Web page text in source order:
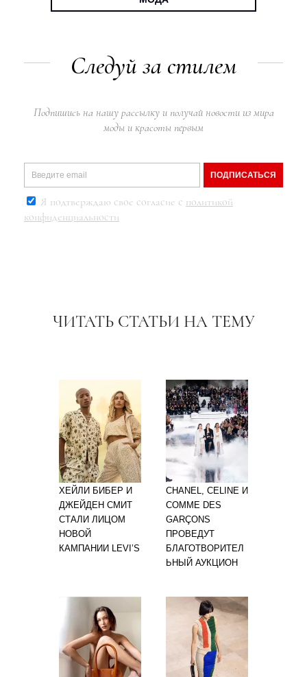
Следуй за стилем
Подпишись на нашу рассылку и получай новости из мира
моды и красоты первым
ПОДПИСАТЬСЯ
Я подтверждаю свое согласие с политикой
конфиденциальности
ЧИТАТЬ СТАТЬИ НА ТЕМУ
ХЕЙЛИ БИБЕР И
ДЖЕЙДЕН СМИТ
СТАЛИ ЛИЦОМ
НОВОЙ
КАМПАНИИ LEVI’S
CHANEL, CELINE И
COMME DES
GARÇONS
ПРОВЕДУТ
БЛАГОТВОРИТЕЛ
ЬНЫЙ АУКЦИОН